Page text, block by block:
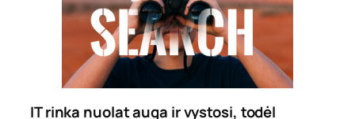
IT rinka nuolat auga ir vystosi, todėl